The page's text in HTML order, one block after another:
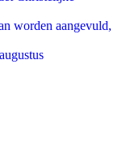
worden aangevuld,